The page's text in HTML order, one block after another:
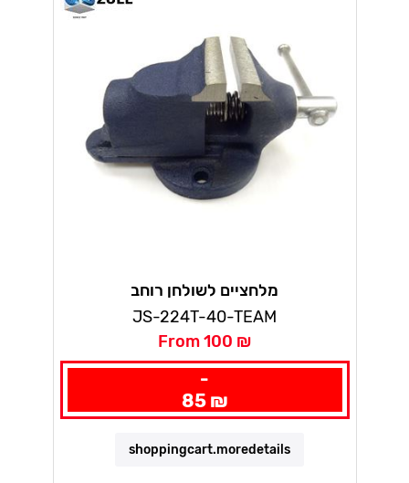
מלחציים לשולחן רוחב
JS-224T-40-TEAM
From 100 ₪
-
85 ₪
shoppingcart.moredetails